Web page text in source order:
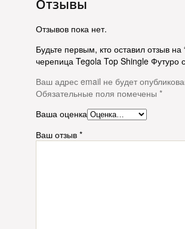
Отзывы
Отзывов пока нет.
Будьте первым, кто оставил отзыв на
черепица Tegola Top Shingle Футуро
Ваш адрес email не будет
Обязательные поля помечены *
Ваша оценка
Ваш отзыв *